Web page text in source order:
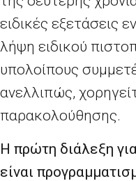
ειδικές εξετάσεις
λήψη ειδικού
υπολοίπους
ανελλιπώς,
παρακολούθησης.
Η πρώτη διάλεξη
είναι